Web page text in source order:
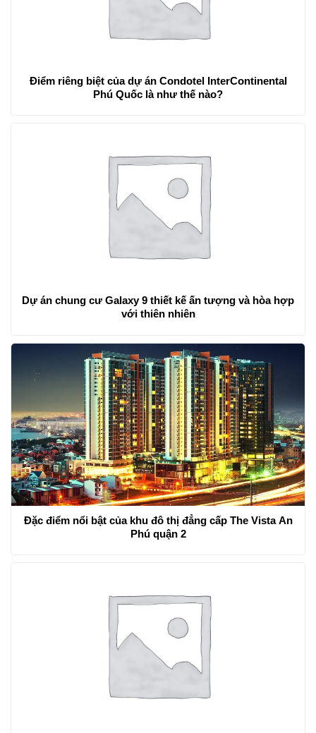
Điểm riêng biệt của dự án Condotel InterContinental
Phú Quốc là như thế nào?
Dự án chung cư Galaxy 9 thiết kế ấn tượng và hòa hợp
với thiên nhiên
Đặc điểm nổi bật của khu đô thị đẳng cấp The Vista An
Phú quận 2